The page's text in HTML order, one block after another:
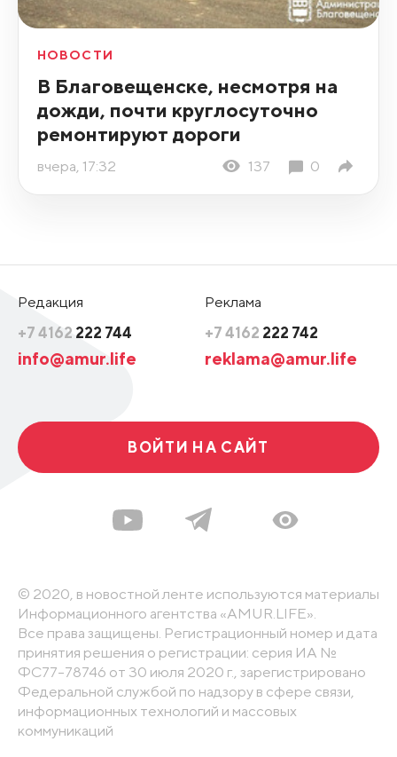
НОВОСТИ
В Благовещенске, несмотря на
дожди, почти круглосуточно
ремонтируют дороги
вчера, 17:32 137 0
Редакция
+7 4162 222 744
info@amur.life
Реклама
+7 4162 222 742
reklama@amur.life
ВОЙТИ НА САЙТ
© 2020, в новостной ленте используются материалы
Информационного агентства «AMUR.LIFE».
Все права защищены. Регистрационный номер и дата
принятия решения о регистрации: серия ИА №
ФС77-78746 от 30 июля 2020 г., зарегистрировано
Федеральной службой по надзору в сфере связи,
информационных технологий и массовых
коммуникаций